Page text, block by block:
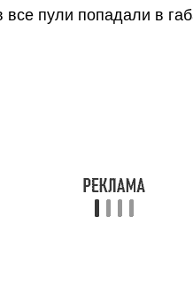
все пули попадали в
пистолета чем-то
неполной